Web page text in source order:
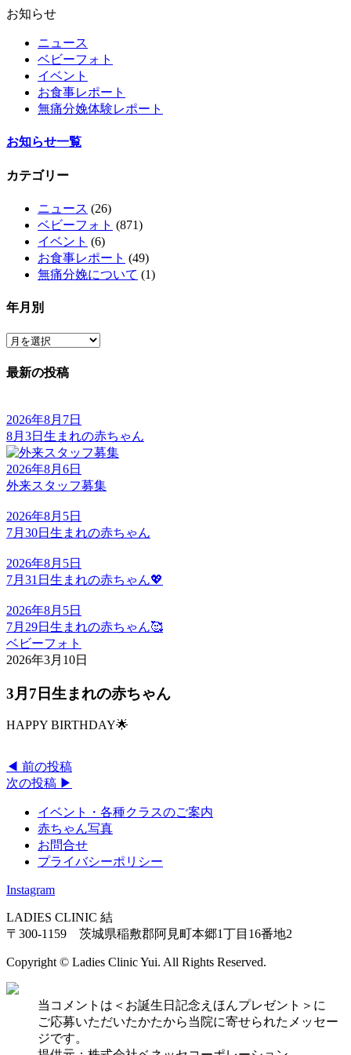
お知らせ
ニュース
ベビーフォト
イベント
お食事レポート
無痛分娩体験レポート
お知らせ一覧
カテゴリー
ニュース (26)
ベビーフォト (871)
イベント (6)
お食事レポート (49)
無痛分娩について (1)
年月別
最新の投稿
2026年8月7日
8月3日生まれの赤ちゃん
2026年8月6日
外来スタッフ募集
2026年8月5日
7月30日生まれの赤ちゃん
2026年8月5日
7月31日生まれの赤ちゃん💖
2026年8月5日
7月29日生まれの赤ちゃん🥰
ベビーフォト
2026年3月10日
3月7日生まれの赤ちゃん
HAPPY BIRTHDAY🌟
◀︎ 前の投稿
次の投稿 ▶︎
イベント・各種クラスのご案内
赤ちゃん写真
お問合せ
プライバシーポリシー
Instagram
LADIES CLINIC 結
〒300-1159 茨城県稲敷郡阿見町本郷1丁目16番地2
Copyright © Ladies Clinic Yui. All Rights Reserved.
当コメントは＜お誕生日記念えほんプレゼント＞に
ご応募いただいたかたから当院に寄せられたメッセー
ジです。